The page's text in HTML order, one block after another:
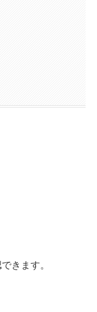
きます。